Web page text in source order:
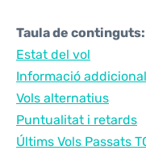
Taula de continguts:
Estat del vol
Informació addicional
Vols alternatius
Puntualitat i retards
Últims Vols Passats